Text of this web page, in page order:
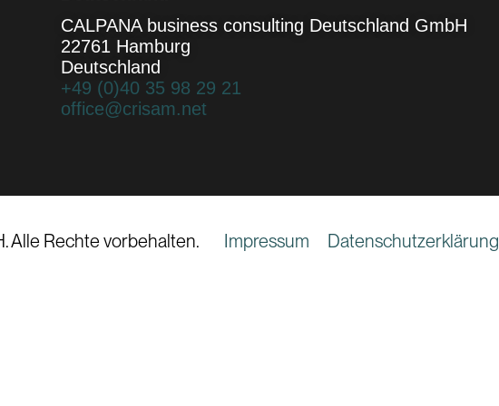
CALPANA business consulting Deutschland GmbH
22761 Hamburg
Deutschland
+49 (0)40 35 98 29 21
office@crisam.net
Alle Rechte vorbehalten. Impressum Datenschutzerklärung